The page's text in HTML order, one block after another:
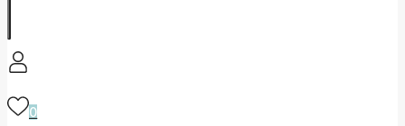
0